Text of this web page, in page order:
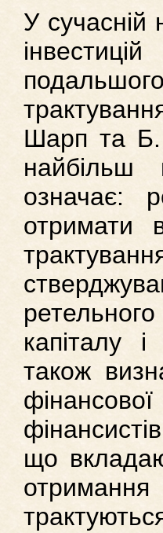
У сучасній
Шарп та Б.
найбільш
означає:
отримати
капіталу
також
що
отримання